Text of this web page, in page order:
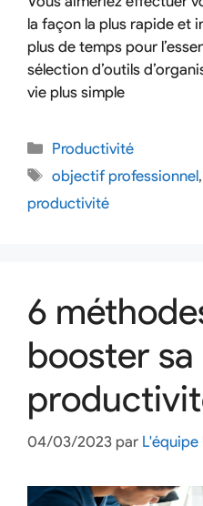
la façon la plus rapide et
plus de temps pour
sélection d’outils
vie plus simple
Productivité
objectif professionnel
productivité
6
booster sa
04/03/2023 par L'équipe